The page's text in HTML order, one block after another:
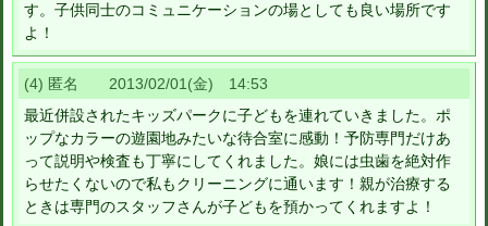
す。子供同士のコミュニケーションの場としても良い場所です
よ！
(4) 匿名 2013/02/01(金) 14:53
最近併設されたキッズパークに子どもを連れていきました。ポ
ップなカラーの遊園地みたいな待合室に感動！予防専門だけあ
って説明や検査も丁寧にしてくれました。娘には虫歯を絶対作
らせたくないので私もクリーニングに通います！親が治療する
ときは専門のスタッフさんが子どもを預かってくれますよ！